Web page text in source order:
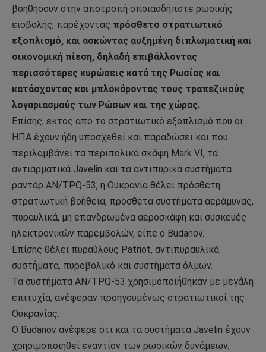
βοηθήσουν στην αποτροπή οποιασδήποτε ρωσικής
εισβολής, παρέχοντας πρόσθετο στρατιωτικό
εξοπλισμό, και ασκώντας αυξημένη διπλωματική και
οικονομική πίεση, δηλαδή επιβάλλοντας
περισσότερες κυρώσεις κατά της Ρωσίας και
κατάσχοντας και μπλοκάροντας τους τραπεζικούς
λογαριασμούς των Ρώσων και της χώρας.
Επίσης, εκτός από το στρατιωτικό εξοπλισμό που οι
ΗΠΑ έχουν ήδη υποσχεθεί και παραδώσει και που
περιλαμβάνει τα περιπολικά σκάφη Mark VI, τα
αντιαρματικά Javelin και τα αντιπυρικά συστήματα
ραντάρ AN/TPQ-53, η Ουκρανία θέλει πρόσθετη
στρατιωτική βοήθεια, πρόσθετα συστήματα αεράμυνας,
πυραυλικά, μη επανδρωμένα αεροσκάφη και συσκευές
ηλεκτρονικών παρεμβολών, είπε ο Budanov.
Επίσης θέλει πυραύλους Patriot, αντιπυραυλικά
συστήματα, πυροβολικό και συστήματα όλμων.
Τα συστήματα AN/TPQ-53 χρησιμοποιήθηκαν με μεγάλη
επιτυχία, ανέφεραν προηγουμένως στρατιωτικοί της
Ουκρανίας.
Ο Budanov ανέφερε ότι και τα συστήματα Javelin έχουν
χρησιμοποιηθεί εναντίον των ρωσικών δυνάμεων.